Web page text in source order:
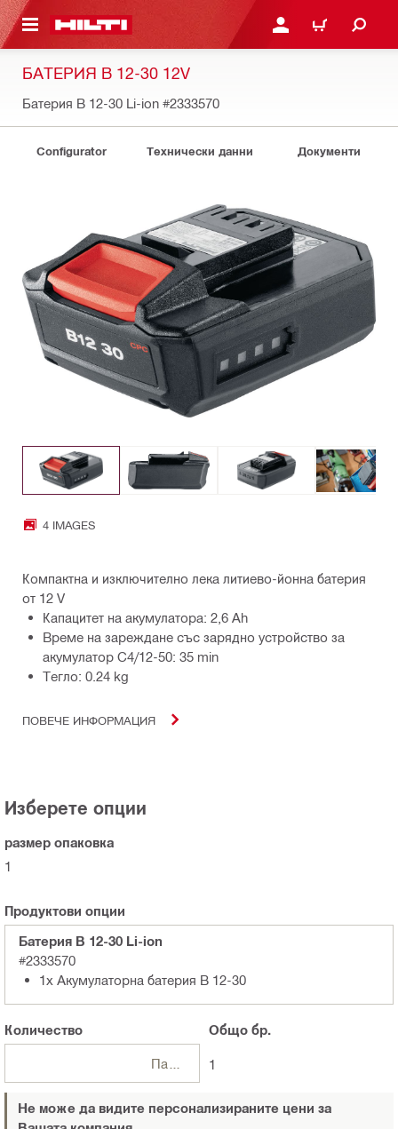
СЪДЪРЖАНИЕ ВЛЕЗ ИЛИ СЕ
КОЛИЧКА
БАТЕРИЯ B 12-30 12V
Батерия B 12-30 Li-ion #2333570
Configurator Технически данни Документи
4 IMAGES
Компактна и изключително лека литиево-йонна батерия
от 12 V
Капацитет на акумулатора: 2,6 Ah
Време на зареждане със зарядно устройство за
акумулатор C4/12-50: 35 min
Тегло: 0.24 kg
ПОВЕЧЕ ИНФОРМАЦИЯ
Изберете опции
размер опаковка
1
Продуктови опции
Батерия B 12-30 Li-ion
#2333570
1x Акумулаторна батерия B 12-30
Количество Общо бр.
1
Не може да видите персонализираните цени за